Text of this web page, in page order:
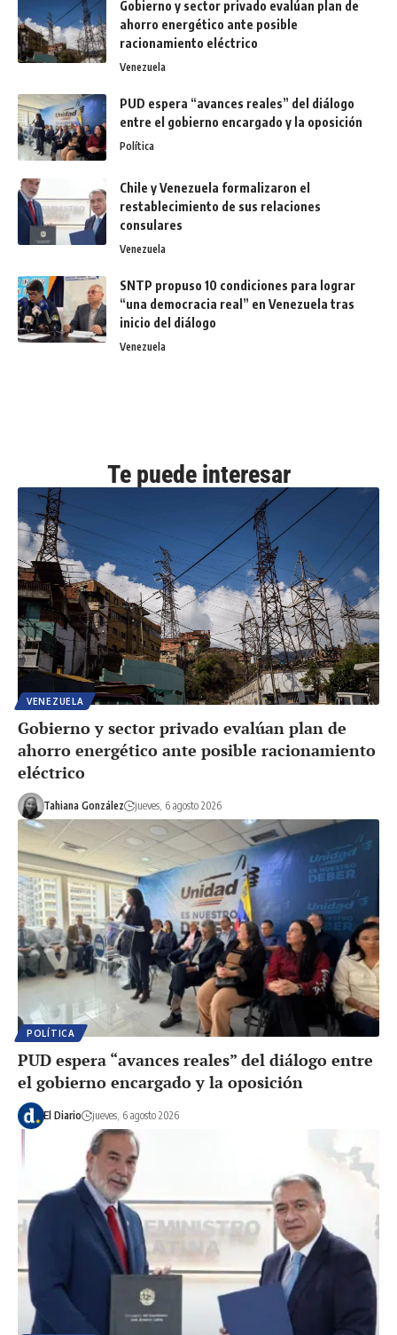
Gobierno y sector privado evalúan plan de
ahorro energético ante posible
racionamiento eléctrico
Venezuela
PUD espera “avances reales” del diálogo
entre el gobierno encargado y la oposición
Política
Chile y Venezuela formalizaron el
restablecimiento de sus relaciones
consulares
Venezuela
SNTP propuso 10 condiciones para lograr
“una democracia real” en Venezuela tras
inicio del diálogo
Venezuela
Te puede interesar
VENEZUELA
Gobierno y sector privado evalúan plan de
ahorro energético ante posible racionamiento
eléctrico
Tahiana González jueves, 6 agosto 2026
POLÍTICA
PUD espera “avances reales” del diálogo entre
el gobierno encargado y la oposición
El Diario jueves, 6 agosto 2026